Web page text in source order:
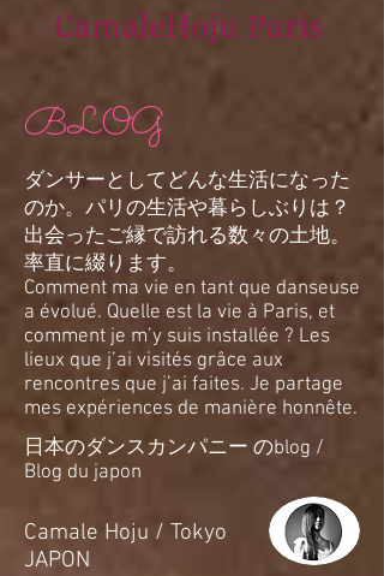
CamaleHoju Paris
BLOG
ダンサーとしてどんな生活になった
のか。パリの生活や暮らしぶりは？
出会ったご縁で訪れる数々の土地。
率直に綴ります。
Comment ma vie en tant que danseuse
a évolué. Quelle est la vie à Paris, et
comment je m’y suis installée ? Les
lieux que j’ai visités grâce aux
rencontres que j’ai faites. Je partage
mes expériences de manière honnête.
日本のダンスカンパニー のblog /
Blog du japon
​Camale Hoju / Tokyo
JAPON